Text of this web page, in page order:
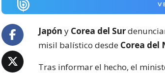
Japón y Corea del Sur
misil balístico desde Corea del
Tras informar el hecho, el